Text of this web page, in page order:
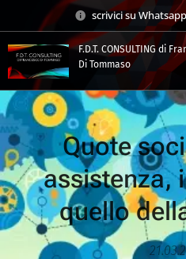
scrivici su
F.D.T. CONSULTING di
Di Tommaso
Quote
assistenza,
quello